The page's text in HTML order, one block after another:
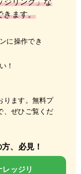
ジリング」な
きます。
に操作でき
！
ります。無料プ
、ぜひご覧くだ
、必見！
ッジリ